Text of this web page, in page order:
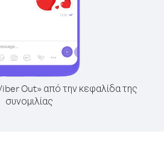
Out» από την κεφαλίδα της
συνομιλίας